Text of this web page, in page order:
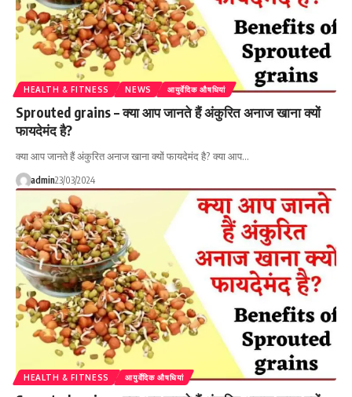
HEALTH & FITNESS NEWS आयुर्वेदिक औषधियां
Sprouted grains – क्या आप जानते हैं अंकुरित अनाज खाना क्यों
फायदेमंद है?
क्या आप जानते हैं अंकुरित अनाज खाना क्यों फायदेमंद है? क्या आप…
admin23/03/2024
HEALTH & FITNESS आयुर्वेदिक औषधियां